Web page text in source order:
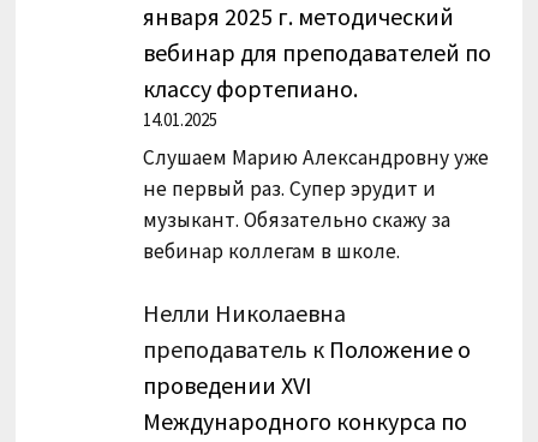
января 2025 г. методический
вебинар для преподавателей по
классу фортепиано.
14.01.2025
Слушаем Марию Александровну уже
не первый раз. Супер эрудит и
музыкант. Обязательно скажу за
вебинар коллегам в школе.
Нелли Николаевна
преподаватель к Положение о
проведении XVI
Международного конкурса по